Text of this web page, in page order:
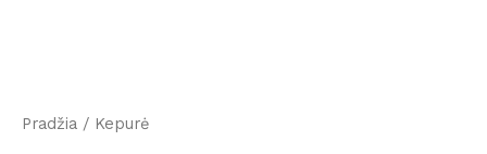
Pradžia / Kepurė